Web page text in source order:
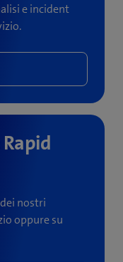
e incident
Rapid
nostri
oppure su